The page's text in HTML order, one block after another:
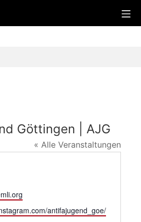
Göttingen | AJG
« Alle Veranstaltungen
antifajugend_goe/